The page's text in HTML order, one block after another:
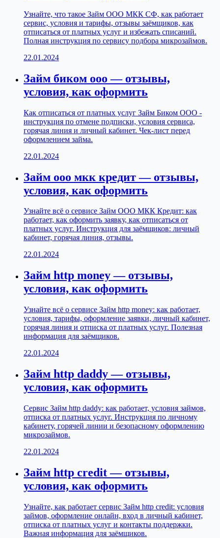
Узнайте, что такое Займ ООО МКК СФ, как работает
сервис, условия и тарифы, отзывы заёмщиков, как
отписаться от платных услуг и избежать списаний.
Полная инструкция по сервису подбора микрозаймов.
22.01.2024
Займ биком ооо — отзывы,
условия, как оформить
Как отписаться от платных услуг Займ Биком ООО -
инструкция по отмене подписки, условия сервиса,
горячая линия и личный кабинет. Чек-лист перед
оформлением займа.
22.01.2024
Займ ооо мкк кредит — отзывы,
условия, как оформить
Узнайте всё о сервисе Займ ООО МКК Кредит: как
работает, как оформить заявку, как отписаться от
платных услуг. Инструкция для заёмщиков: личный
кабинет, горячая линия, отзывы.
22.01.2024
Займ http money — отзывы,
условия, как оформить
Узнайте всё о сервисе Займ http money: как работает,
условия, тарифы, оформление заявки, личный кабинет,
горячая линия и отписка от платных услуг. Полезная
информация для заёмщиков.
22.01.2024
Займ http daddy — отзывы,
условия, как оформить
Сервис Займ http daddy: как работает, условия займов,
отписка от платных услуг. Инструкция по личному
кабинету, горячей линии и безопасному оформлению
микрозаймов.
22.01.2024
Займ http credit — отзывы,
условия, как оформить
Узнайте, как работает сервис Займ http credit: условия
займов, оформление онлайн, вход в личный кабинет,
отписка от платных услуг и контакты поддержки.
Важная информация для заёмщиков.